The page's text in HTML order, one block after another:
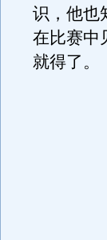
识，他也
在比赛中
就得了。